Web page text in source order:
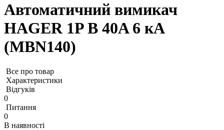
Автоматичний вимикач
HAGER 1P B 40A 6 кА
(MBN140)
Все про товар
Характеристики
Відгуків
0
Питання
0
В наявності